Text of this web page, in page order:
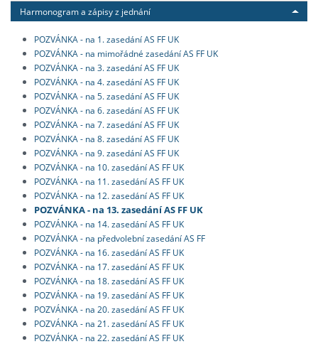
Harmonogram a zápisy z jednání
POZVÁNKA - na 1. zasedání AS FF UK
POZVÁNKA - na mimořádné zasedání AS FF UK
POZVÁNKA - na 3. zasedání AS FF UK
POZVÁNKA - na 4. zasedání AS FF UK
POZVÁNKA - na 5. zasedání AS FF UK
POZVÁNKA - na 6. zasedání AS FF UK
POZVÁNKA - na 7. zasedání AS FF UK
POZVÁNKA - na 8. zasedání AS FF UK
POZVÁNKA - na 9. zasedání AS FF UK
POZVÁNKA - na 10. zasedání AS FF UK
POZVÁNKA - na 11. zasedání AS FF UK
POZVÁNKA - na 12. zasedání AS FF UK
POZVÁNKA - na 13. zasedání AS FF UK
POZVÁNKA - na 14. zasedání AS FF UK
POZVÁNKA - na předvolební zasedání AS FF
POZVÁNKA - na 16. zasedání AS FF UK
POZVÁNKA - na 17. zasedání AS FF UK
POZVÁNKA - na 18. zasedání AS FF UK
POZVÁNKA - na 19. zasedání AS FF UK
POZVÁNKA - na 20. zasedání AS FF UK
POZVÁNKA - na 21. zasedání AS FF UK
POZVÁNKA - na 22. zasedání AS FF UK